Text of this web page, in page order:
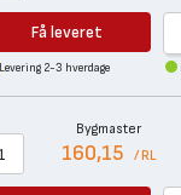
Få leveret
Levering 2-3 hverdage
Bygmaster
160,15 / RL